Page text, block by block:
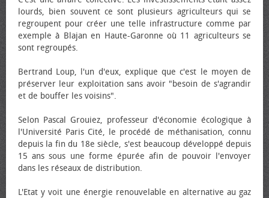
lourds, bien souvent ce sont plusieurs agriculteurs qui se
regroupent pour créer une telle infrastructure comme par
exemple à Blajan en Haute-Garonne où 11 agriculteurs se
sont regroupés.
Bertrand Loup, l'un d'eux, explique que c'est le moyen de
préserver leur exploitation sans avoir "besoin de s'agrandir
et de bouffer les voisins".
Selon Pascal Grouiez, professeur d'économie écologique à
l'Université Paris Cité, le procédé de méthanisation, connu
depuis la fin du 18e siècle, s'est beaucoup développé depuis
15 ans sous une forme épurée afin de pouvoir l'envoyer
dans les réseaux de distribution.
L'Etat y voit une énergie renouvelable en alternative au gaz